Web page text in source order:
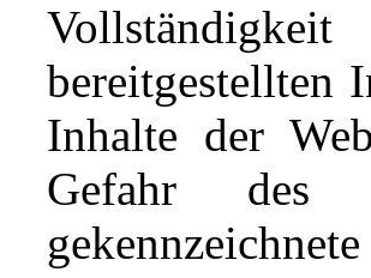
bereitgestellten
Inhalte der
Gefahr des